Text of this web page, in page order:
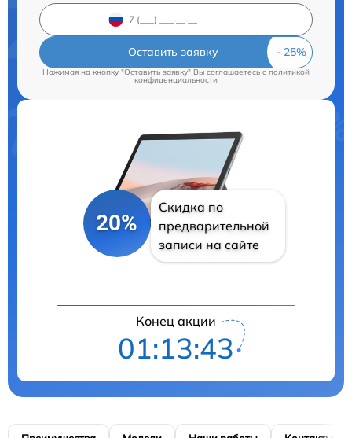
Оставить заявку
Нажимая на кнопку "Оставить заявку" Вы соглашаетесь cполитикой
конфиденциальности
20%
Скидка по
предварительной
записи на сайте
Конец акции
01:13:42